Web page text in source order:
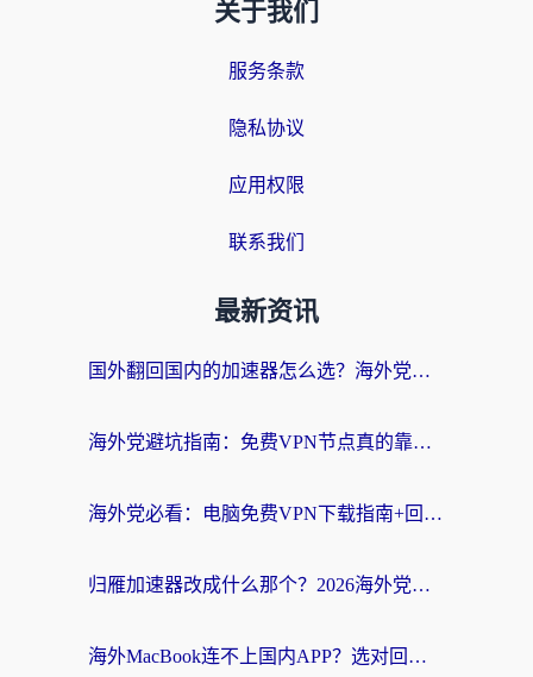
关于我们
服务条款
隐私协议
应用权限
联系我们
最新资讯
国外翻回国内的加速器怎么选？海外党亲测实用指南，告别地域限制
海外党避坑指南：免费VPN节点真的靠谱吗？教你选对回国加速器无缝访问国内资源
海外党必看：电脑免费VPN下载指南+回国加速器选择全攻略，告别地区限制
归雁加速器改成什么那个？2026海外党回国加速全攻略：告别地区限制，轻松刷剧玩游戏
海外MacBook连不上国内APP？选对回国VPN，告别地区限制的烦恼